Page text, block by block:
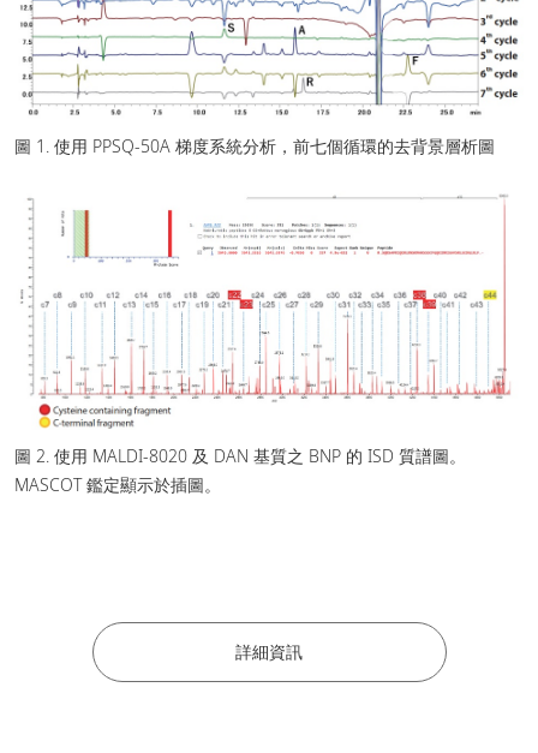
圖 1. 使用 PPSQ-50A 梯度系統分析，前七個循環的去背景層析圖
圖 2. 使用 MALDI-8020 及 DAN 基質之 BNP 的 ISD 質譜圖。
MASCOT 鑑定顯示於插圖。
詳細資訊